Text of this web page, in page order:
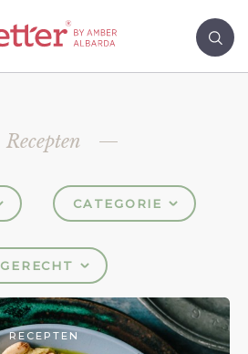
Recepten
CATEGORIE
GERECHT
RECEPTEN